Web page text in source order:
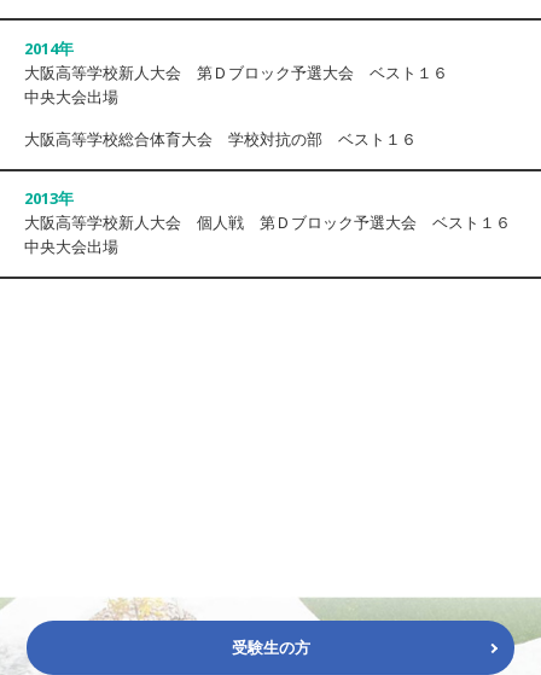
2014年
大阪高等学校新人大会 第Ｄブロック予選大会 ベスト１６
中央大会出場
大阪高等学校総合体育大会 学校対抗の部 ベスト１６
2013年
大阪高等学校新人大会 個人戦 第Ｄブロック予選大会 ベスト１６
中央大会出場
受験生の方